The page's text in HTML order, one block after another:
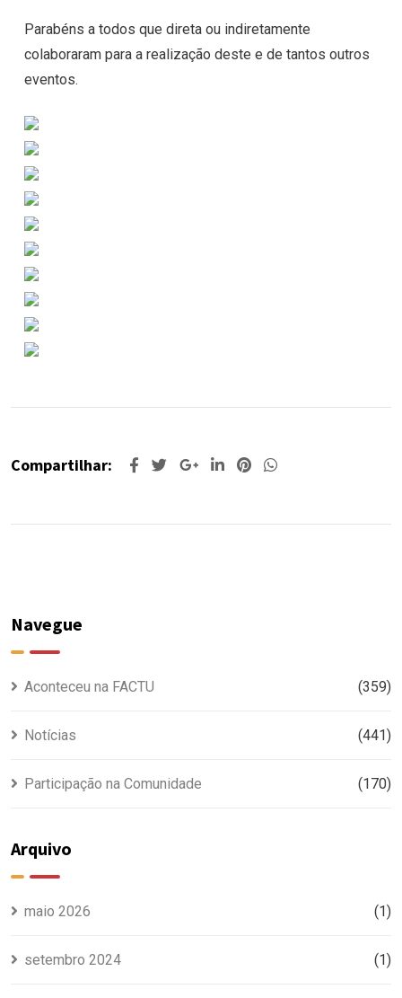
Parabéns a todos que direta ou indiretamente
colaboraram para a realização deste e de tantos outros
eventos.
Compartilhar:
Navegue
Aconteceu na FACTU (359)
Notícias (441)
Participação na Comunidade (170)
Arquivo
maio 2026 (1)
setembro 2024 (1)